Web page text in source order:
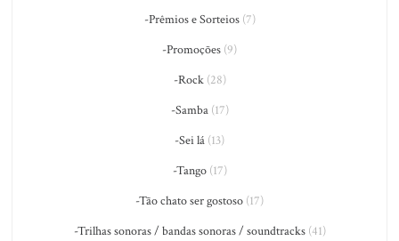
-Prêmios e Sorteios(7)
-Promoções (9)
-Rock(28)
-Samba(17)
-Sei lá (13)
-Tango(17)
-Tão chato ser gostoso (17)
-Trilhas sonoras / bandas sonoras / soundtracks(41)